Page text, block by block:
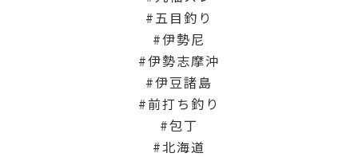
五目釣り
伊勢尼
伊勢志摩沖
伊豆諸島
前打ち釣り
包丁
北海道